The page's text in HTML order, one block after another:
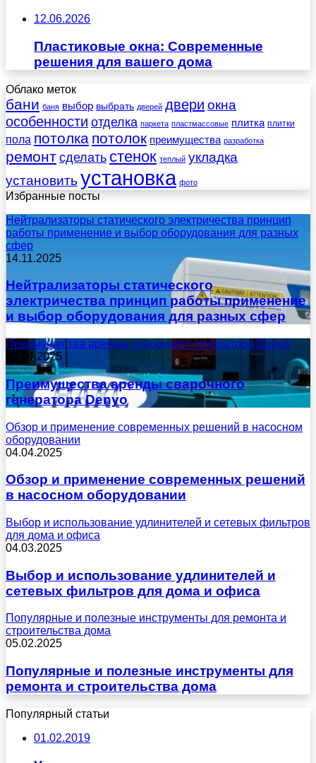
12.06.2026
Пластиковые окна: Современные
решения для вашего дома
Облако меток
бани баня выбор выбрать дверей двери окна
особенности отделка паркета пластмассовые плитка плитки
пола потолка потолок преимущества разработка
ремонт сделать стенок теплый укладка
установить установка фото
Избранные посты
Нейтрализаторы статического электричества принцип
работы применение и выбор оборудования для разных
сфер
14.11.2025
Нейтрализаторы статического
электричества принцип работы применение
и выбор оборудования для разных сфер
Преимущества аренды сварочного генератора Denyo
18.04.2025
Преимущества аренды сварочного
генератора Denyo
Обзор и применение современных решений в насосном
оборудовании
04.04.2025
Обзор и применение современных решений
в насосном оборудовании
Выбор и использование удлинителей и сетевых фильтров
для дома и офиса
04.03.2025
Выбор и использование удлинителей и
сетевых фильтров для дома и офиса
Популярные и полезные инструменты для ремонта и
строительства дома
05.02.2025
Популярные и полезные инструменты для
ремонта и строительства дома
Популярный статьи
01.02.2019